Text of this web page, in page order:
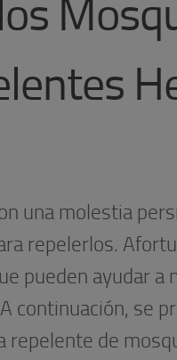
una molestia
repelerlos.
pueden ayudar a
continuación, se
repelente de